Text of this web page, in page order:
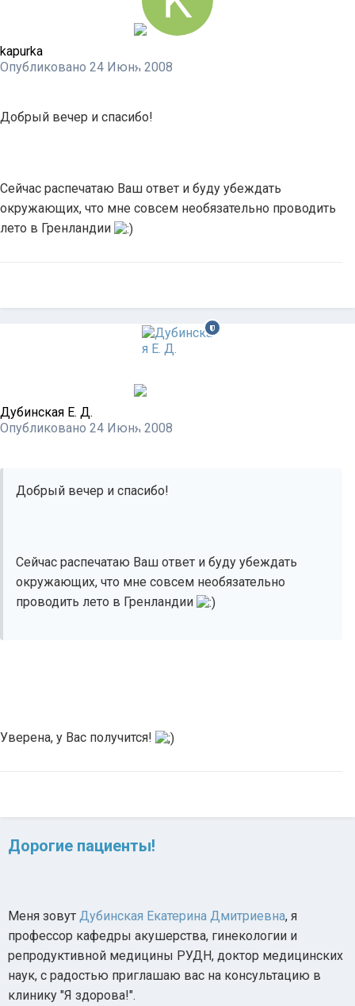
kapurka
Опубликовано 24 Июня 2008
Добрый вечер и спасибо!
Сейчас распечатаю Ваш ответ и буду убеждать
окружающих, что мне совсем необязательно проводить
лето в Гренландии
Дубинская Е. Д.
Опубликовано 24 Июня 2008
Добрый вечер и спасибо!
Сейчас распечатаю Ваш ответ и буду убеждать
окружающих, что мне совсем необязательно
проводить лето в Гренландии
Уверена, у Вас получится!
Дорогие пациенты!
Меня зовут Дубинская Екатерина Дмитриевна, я
профессор кафедры акушерства, гинекологии и
репродуктивной медицины РУДН, доктор медицинских
наук, с радостью приглашаю вас на консультацию в
клинику "Я здорова!".